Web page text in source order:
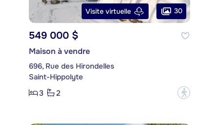
Visite virtuelle 30
549 000 $
Maison à vendre
696, Rue des Hirondelles
Saint-Hippolyte
3
2 ?